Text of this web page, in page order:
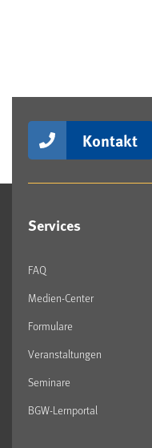
Kontakt
Services
FAQ
Medien-Center
Formulare
Veranstaltungen
Seminare
BGW-Lernportal